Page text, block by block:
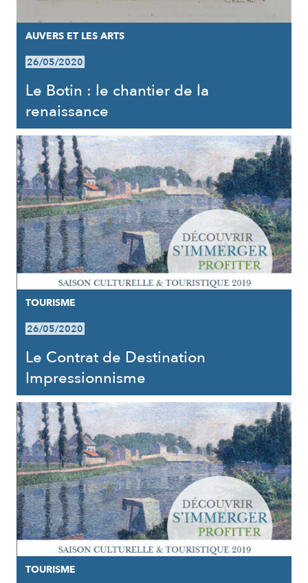
AUVERS ET LES ARTS
26/05/2020
Le Botin : le chantier de la
renaissance
TOURISME
26/05/2020
Le Contrat de Destination
Impressionnisme
TOURISME